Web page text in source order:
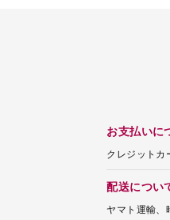
お支払いに
クレジットカ
配送につい
ヤマト運輸、